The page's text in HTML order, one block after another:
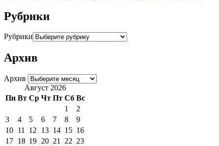
Рубрики
Рубрики
Архив
Архив
Август 2026
Пн Вт Ср Чт Пт Сб Вс
1
2
3
4 5 6 7 8
9
10 11 12 13 14 15 16
17 18 19 20 21 22 23